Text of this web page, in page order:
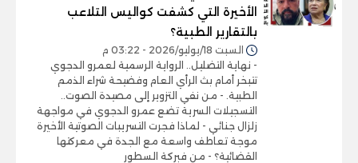
الأخيرة التي كشفت كواليس التلاعب
بالتقارير الطبية؟
السبت 18/يوليو/2026 - 03:22 م
- نهاية التضليل.. الرواية الرسمية لعمرو الدجوي
تتبخر أمام بث الرأي العام وفضيحة شراء الذمم
الطبية. - من نفي التزوير إلى مصيدة الصوت..
التسجيلات السرية تضع عمرو الدجوي في مواجهة
زلزال جنائي - لماذا فجرت التسريبات الصوتية الأخيرة
موجة تعاطف واسعة مع الجدة في معركتها
القضائية؟ - من فبركة السطور